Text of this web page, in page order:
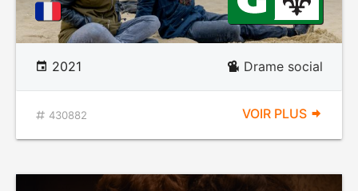
2021 Drame social
430882 VOIR PLUS